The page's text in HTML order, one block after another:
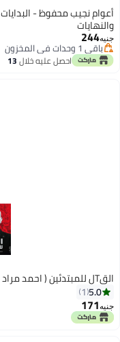
أعوام نجيب محفوظ - البدايات
والنهايات
جنيه244
باقي 1 وحدات في المخزون
باقي 1 وحدات في المخزون احصل عليه خلال13
القTل للمبتدئين ( احمد مراد
5.0
1
جنيه171